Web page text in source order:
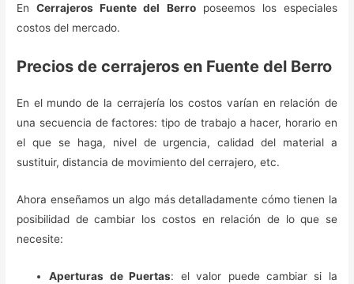
EnCerrajeros Fuente del Berroposeemos los especiales
costos del mercado.
Precios de cerrajeros en Fuente del Berro
En el mundo de la cerrajería los costos varían en relación de
una secuencia de factores: tipo de trabajo a hacer, horario en
el que se haga, nivel de urgencia, calidad del material a
sustituir, distancia de movimiento del cerrajero, etc.
Ahora enseñamos un algo más detalladamente cómo tienen la
posibilidad de cambiar los costos en relación de lo que se
necesite:
Aperturas de Puertas: el valor puede cambiar si la